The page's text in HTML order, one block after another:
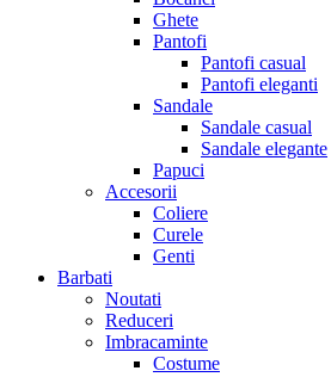
Ghete
Pantofi
Pantofi casual
Pantofi eleganti
Sandale
Sandale casual
Sandale elegante
Papuci
Accesorii
Coliere
Curele
Genti
Barbati
Noutati
Reduceri
Imbracaminte
Costume